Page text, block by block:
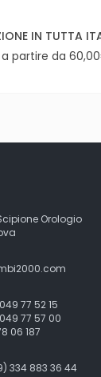
IN TUTTA
partire da
Orologio
77 52 15
77 57 00
06 187
334 883 36 44